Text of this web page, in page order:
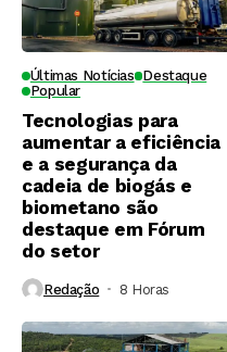
Últimas Notícias Destaque
Popular
Tecnologias para
aumentar a eficiência
e a segurança da
cadeia de biogás e
biometano são
destaque em Fórum
do setor
Redação 8 Horas ⁮